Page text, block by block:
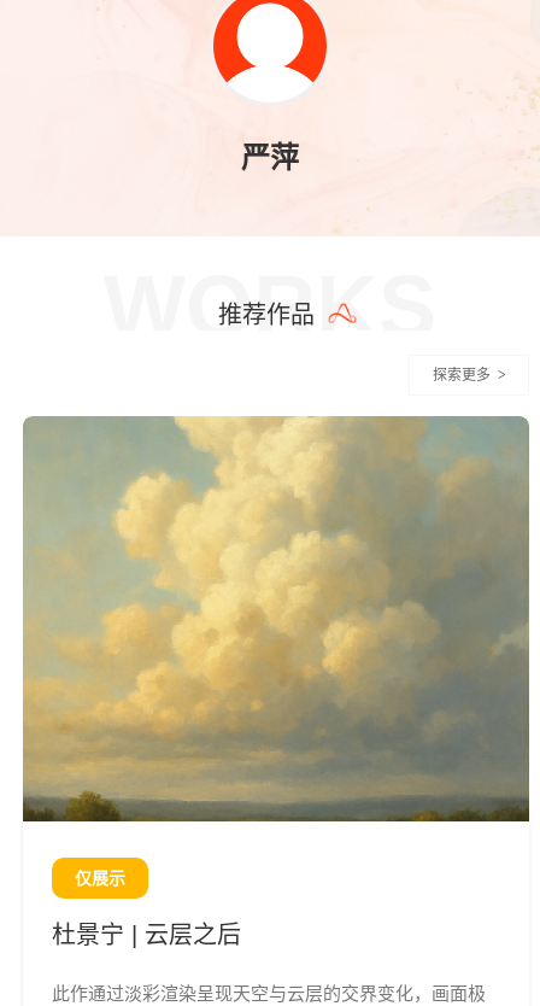
严萍
WORKS
推荐作品
探索更多 >
仅展示
杜景宁 | 云层之后
此作通过淡彩渲染呈现天空与云层的交界变化，画面极